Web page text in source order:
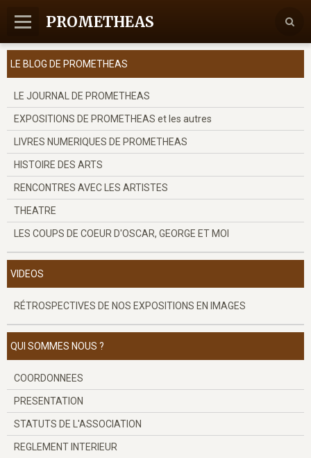
PROMETHEAS
LE BLOG DE PROMETHEAS
LE JOURNAL DE PROMETHEAS
EXPOSITIONS DE PROMETHEAS et les autres
LIVRES NUMERIQUES DE PROMETHEAS
HISTOIRE DES ARTS
RENCONTRES AVEC LES ARTISTES
THEATRE
LES COUPS DE COEUR D'OSCAR, GEORGE ET MOI
VIDEOS
RÉTROSPECTIVES DE NOS EXPOSITIONS EN IMAGES
QUI SOMMES NOUS ?
COORDONNEES
PRESENTATION
STATUTS DE L'ASSOCIATION
REGLEMENT INTERIEUR